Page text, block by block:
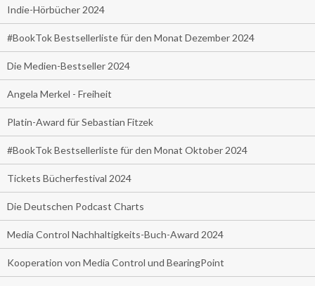
Indie-Hörbücher 2024
#BookTok Bestsellerliste für den Monat Dezember 2024
Die Medien-Bestseller 2024
Angela Merkel - Freiheit
Platin-Award für Sebastian Fitzek
#BookTok Bestsellerliste für den Monat Oktober 2024
Tickets Bücherfestival 2024
Die Deutschen Podcast Charts
Media Control Nachhaltigkeits-Buch-Award 2024
Kooperation von Media Control und BearingPoint